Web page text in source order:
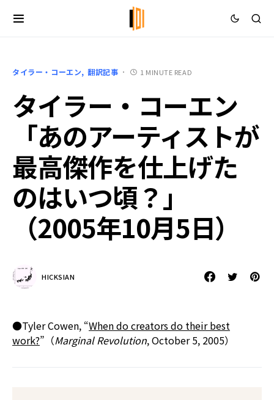
タイラー・コーエン 翻訳記事 1 MINUTE READ
タイラー・コーエン
「あのアーティストが
最高傑作を仕上げた
のはいつ頃？」
（2005年10月5日）
HICKSIAN
●Tyler Cowen, “When do creators do their best
work?”（Marginal Revolution, October 5, 2005）